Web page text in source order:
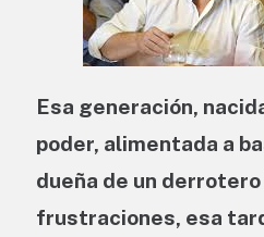
Esa generación,
poder, alimentada a
dueña de un
frustraciones, esa